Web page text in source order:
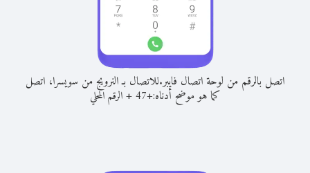
اتصل بالرقم من لوحة اتصال فايبر.للاتصال بـ النرويج من سويسرا، اتصل
كما هو موضح أدناه:+
47
+الرقم المحلي